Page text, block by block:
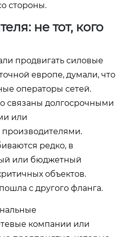
стороны.
не тот, кого
продвигать силовые
европе, думали, что
операторы сетей.
связаны долгосрочными
или
редко, в
или бюджетный
объектов.
с другого фланга.
компании или